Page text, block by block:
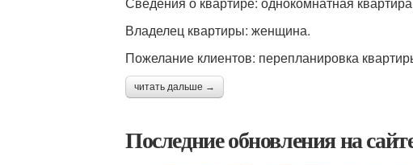
Владелец квартиры: женщина.
Пожелание клиентов: перепланировка
читать дальше →
Последние обновления на